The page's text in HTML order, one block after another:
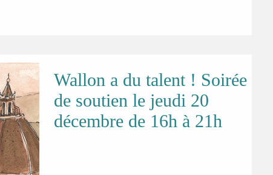
Wallon a du talent ! Soirée
de soutien le jeudi 20
décembre de 16h à 21h